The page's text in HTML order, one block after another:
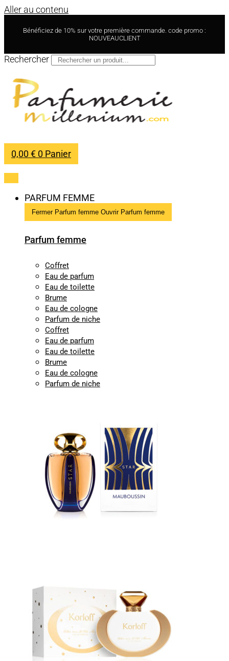
Aller au contenu
Bénéficiez de 10% sur votre première commande. code promo :
NOUVEAUCLIENT
Rechercher
0,00€ 0 Panier
PARFUM FEMME
Fermer Parfum femme Ouvrir Parfum femme
Parfum femme
Coffret
Eau de parfum
Eau de toilette
Brume
Eau de cologne
Parfum de niche
Coffret
Eau de parfum
Eau de toilette
Brume
Eau de cologne
Parfum de niche